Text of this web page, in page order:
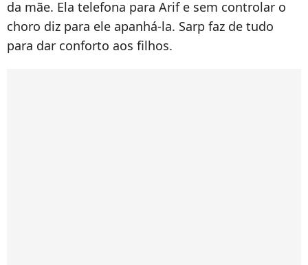
da mãe. Ela telefona para Arif e sem controlar o
choro diz para ele apanhá-la. Sarp faz de tudo
para dar conforto aos filhos.